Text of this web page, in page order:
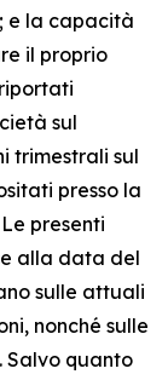
e la capacità
il proprio
sul
trimestrali sul
presso la
presenti
alla data del
sulle attuali
nonché sulle
Salvo quanto